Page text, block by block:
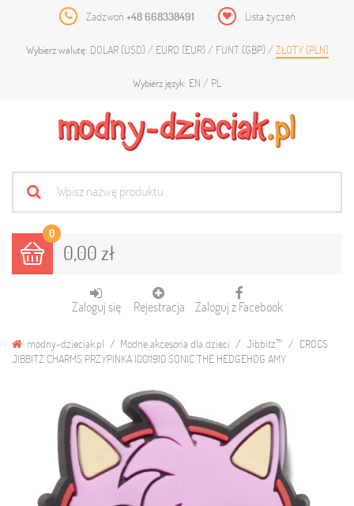
Zadzwoń +48 668338491 Lista życzeń
Wybierz walutę: DOLAR (USD) EURO (EUR) FUNT (GBP) ZŁOTY (PLN)
Wybierz język: EN PL
0
0,00 zł
Zaloguj się Rejestracja Zaloguj z Facebook
modny-dzieciak.pl Modne akcesoria dla dzieci Jibbitz™
CROCS
JIBBITZ CHARMS PRZYPINKA 10011910 SONIC THE HEDGEHOG AMY